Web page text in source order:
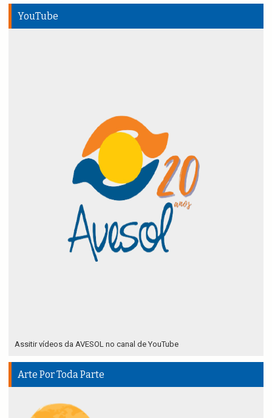
YouTube
Assitir vídeos da AVESOL no canal de YouTube
Arte Por Toda Parte